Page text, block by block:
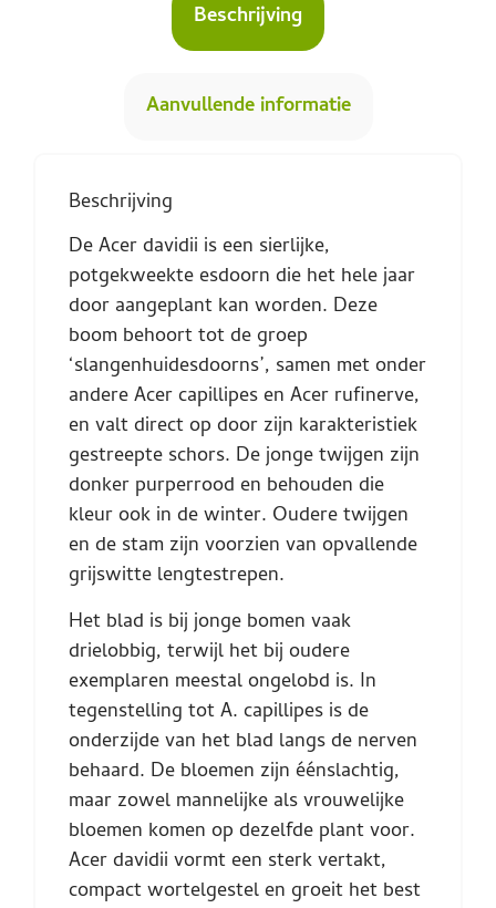
Beschrijving
Aanvullende informatie
Beschrijving
De Acer davidii is een sierlijke,
potgekweekte esdoorn die het hele jaar
door aangeplant kan worden. Deze
boom behoort tot de groep
‘slangenhuidesdoorns’, samen met onder
andere Acer capillipes en Acer rufinerve,
en valt direct op door zijn karakteristiek
gestreepte schors. De jonge twijgen zijn
donker purperrood en behouden die
kleur ook in de winter. Oudere twijgen
en de stam zijn voorzien van opvallende
grijswitte lengtestrepen.
Het blad is bij jonge bomen vaak
drielobbig, terwijl het bij oudere
exemplaren meestal ongelobd is. In
tegenstelling tot A. capillipes is de
onderzijde van het blad langs de nerven
behaard. De bloemen zijn éénslachtig,
maar zowel mannelijke als vrouwelijke
bloemen komen op dezelfde plant voor.
Acer davidii vormt een sterk vertakt,
compact wortelgestel en groeit het best